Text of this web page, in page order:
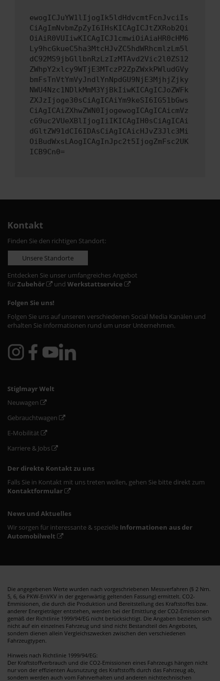
ewogICJuYW1lIjogIk5ldHdvcmtFcnJvciIs
CiAgImNvbmZpZyI6IHsKICAgICJtZXRob2Qi
OiAiR0VUIiwKICAgICJ1cmwiOiAiaHR0cHM6
Ly9hcGkueC5ha3MtcHJvZC5hdWRhcmlzLm5l
dC92MS9jbGllbnRzLzIzMTAvd2Vic2l0ZS12
ZWhpY2xlcy9WTjE3MTczP2ZpZWxkPWludGVy
bmFsTnVtYmVyJndlYnNpdGU9NjE3MjhjZjky
NWU4Nzc1NDlkMmM3YjBkIiwKICAgICJoZWFk
ZXJzIjoge30sCiAgICAiYm9keSI6IG51bGws
CiAgICAiZXhwZWN0IjogewogICAgICAicmVz
cG9uc2VUeXBlIjogIiIKICAgIH0sCiAgICAi
dGltZW91dCI6IDAsCiAgICAicHJvZ3Jlc3Mi
OiBudWxsLAogICAgInJpc2t5IjogZmFsc2UK
ICB9Cn0=
Kontakt
Finden Sie den richtigen Standort:
Unsere Standorte
Entdecken Sie unser umfangreiches Angebot
fürZubehör und Werkstattservice
Folgen Sie uns!
Folgen Sie uns auf unseren verschiedenen Social Media Kanälen und
erhalten Sie Informationen rund um unser Unternehmen.
Stiglmayr Welt
Neuwagen
Gebrauchtwagen
E-Mobilität
Karriere & Jobs
Der direkte Kontakt zu uns
Falls Sie in Kontakt mit uns treten wollen, gehen Sie bitte direkt zum
Kontaktformular
News und Aktuelles
Wir sorgen für interessante & spezielle Informationen aus der
Automobilwelt
Die angegebenen Werte wurden nach vorgeschriebenen Messverfahren (§ 2 Nrn.
5, 6, 6a PKW-EnVKV in der gegenwärtig geltenden Fassung) ermittelt. CO2-
Emmisionen, die durch die Produktion und Bereitstellung des Kraftstoffes bzw.
anderer Energieträger entstehen, werden bei der Emittlung der CO2-Emissionen
gemäß der Richtlinie 1999/94/EG nicht berücksichtigt. Die Angaben beziehen sich
nicht auf ein einzelnes Fahrzeug und sind nicht Bestandteil des Angebotes,
sondern dienen allein Vergleichszwecken zwischen den verschiedenen
Fahrzeugtypen.
Hinweis nach Richtlinie 1999/94/EG:
Der Kraftstoffverbrauch und die CO2-Emissionen eines Fahrzeugs hängen nicht
nur von der effizienten Ausnutzung des Kraftstoffs durch das Fahrzeug ab,
sondern werden auch vom Fahrverhalten und anderen nichttechnischen